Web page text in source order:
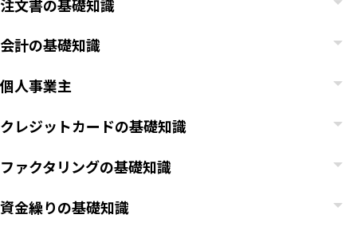
注文書の基礎知識
会計の基礎知識
個人事業主
クレジットカードの基礎知識
ファクタリングの基礎知識
資金繰りの基礎知識